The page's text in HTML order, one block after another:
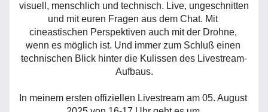
visuell, menschlich und technisch. Live, ungeschnitten
und mit euren Fragen aus dem Chat. Mit
cineastischen Perspektiven auch mit der Drohne,
wenn es möglich ist. Und immer zum Schluß einen
technischen Blick hinter die Kulissen des Livestream-
Aufbaus.
In meinem ersten offiziellen Livestream am 05. August